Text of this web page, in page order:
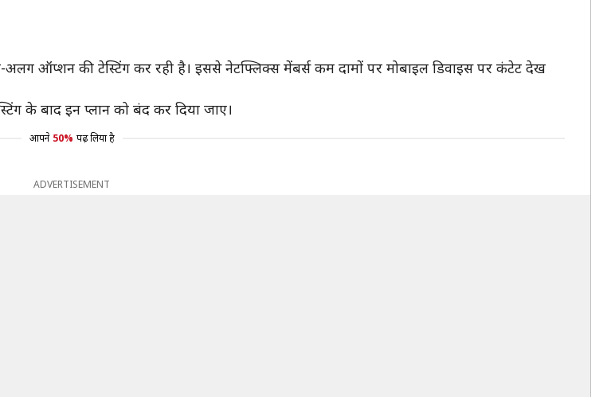
अलग ऑप्शन की टेस्टिंग कर रही है। इससे नेटफ्लिक्स मेंबर्स कम दामों पर मोबाइल डिवाइस पर कंटेट देख
के बाद इन प्लान को बंद कर दिया जाए।
आपने 50% पढ़ लिया है
ADVERTISEMENT